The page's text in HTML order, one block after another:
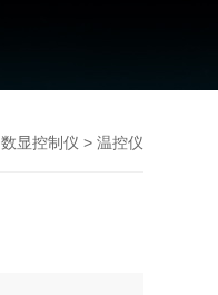
数显控制仪 > 温控仪